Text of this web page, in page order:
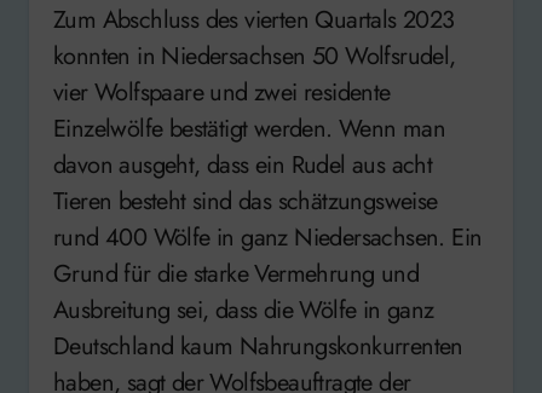
Zum Abschluss des vierten Quartals 2023
konnten in Niedersachsen 50 Wolfsrudel,
vier Wolfspaare und zwei residente
Einzelwölfe bestätigt werden. Wenn man
davon ausgeht, dass ein Rudel aus acht
Tieren besteht sind das schätzungsweise
rund 400 Wölfe in ganz Niedersachsen. Ein
Grund für die starke Vermehrung und
Ausbreitung sei, dass die Wölfe in ganz
Deutschland kaum Nahrungskonkurrenten
haben, sagt der Wolfsbeauftragte der